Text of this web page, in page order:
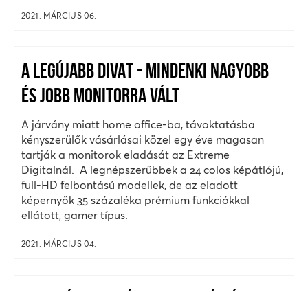
2021. MÁRCIUS 06.
A LEGÚJABB DIVAT - MINDENKI NAGYOBB
ÉS JOBB MONITORRA VÁLT
A járvány miatt home office-ba, távoktatásba
kényszerülők vásárlásai közel egy éve magasan
tartják a monitorok eladását az Extreme
Digitalnál. A legnépszerűbbek a 24 colos képátlójú,
full-HD felbontású modellek, de az eladott
képernyők 35 százaléka prémium funkciókkal
ellátott, gamer típus.
2021. MÁRCIUS 04.